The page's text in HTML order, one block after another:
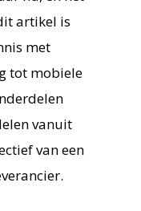
artikel is
met
tot mobiele
vanuit
van een